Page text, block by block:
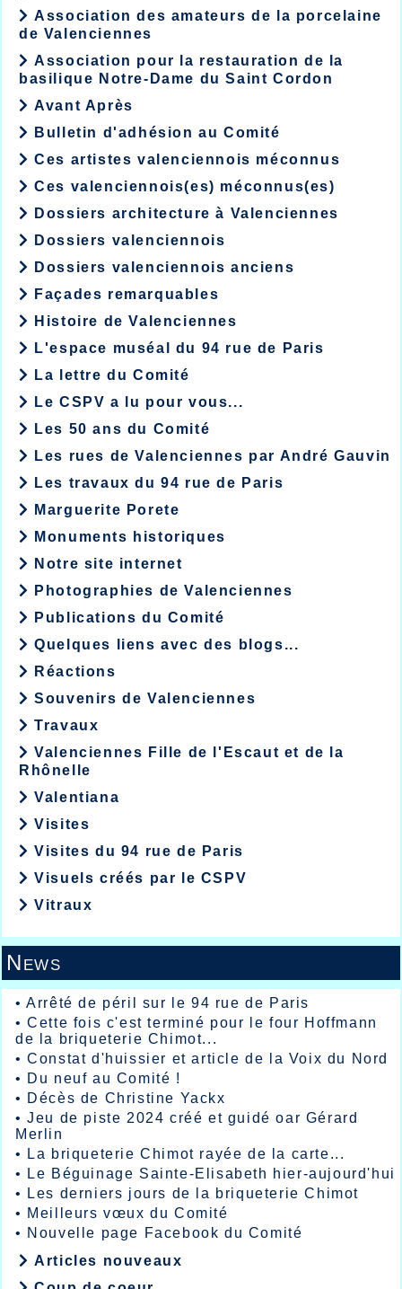
Association des amateurs de la porcelaine
de Valenciennes
Association pour la restauration de la
basilique Notre-Dame du Saint Cordon
Avant Après
Bulletin d'adhésion au Comité
Ces artistes valenciennois méconnus
Ces valenciennois(es) méconnus(es)
Dossiers architecture à Valenciennes
Dossiers valenciennois
Dossiers valenciennois anciens
Façades remarquables
Histoire de Valenciennes
L'espace muséal du 94 rue de Paris
La lettre du Comité
Le CSPV a lu pour vous...
Les 50 ans du Comité
Les rues de Valenciennes par André Gauvin
Les travaux du 94 rue de Paris
Marguerite Porete
Monuments historiques
Notre site internet
Photographies de Valenciennes
Publications du Comité
Quelques liens avec des blogs...
Réactions
Souvenirs de Valenciennes
Travaux
Valenciennes Fille de l'Escaut et de la
Rhônelle
Valentiana
Visites
Visites du 94 rue de Paris
Visuels créés par le CSPV
Vitraux
News
•Arrêté de péril sur le 94 rue de Paris
•Cette fois c'est terminé pour le four Hoffmann
de la briqueterie Chimot...
•Constat d'huissier et article de la Voix du Nord
• Du neuf au Comité !
• Décès de Christine Yackx
•Jeu de piste 2024 créé et guidé oar Gérard
Merlin
•
La briqueterie Chimot rayée de la carte...
•
Le Béguinage Sainte-Elisabeth hier-aujourd'hui
•
Les derniers jours de la briqueterie Chimot
• Meilleurs vœux du Comité
• Nouvelle page Facebook du Comité
Articles nouveaux